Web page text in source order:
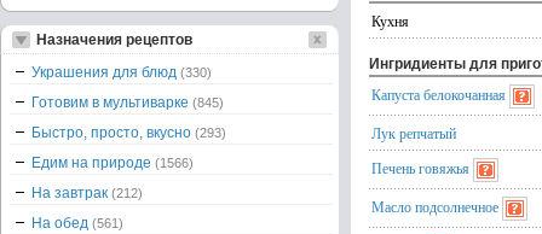
Кухня
Ингридиенты для
Капуста белокочанная
Лук репчатый
Печень говяжья
Масло подсолнечное
Назначения рецептов
Украшения для блюд (330)
Готовим в мультиварке (845)
Быстро, просто, вкусно (293)
Едим на природе (1566)
На завтрак (212)
На обед (561)